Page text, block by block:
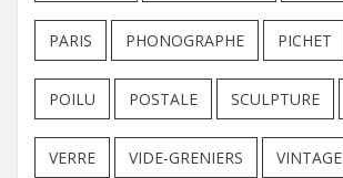
PARIS PHONOGRAPHE PICHET
POILU POSTALE SCULPTURE
VERRE VIDE-GRENIERS VINTAGE